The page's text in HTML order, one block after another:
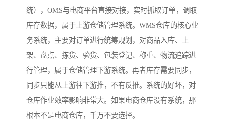
统），OMS与电商平台直接对接，实时抓取订单，调取
库存数据，属于上游仓储管理系统。WMS仓库的核心业
务系统，主要对订单进行统筹规划，对商品入库、上
架、盘点、拣货、验货、包装登记、称重、物流追踪进
行管理，属于仓储管理下游系统。再者库存需要同步，
同步只能从上游往下游推，不有反推。系统的好坏，对
仓库作业效率影响非常大。如果电商仓库没有系统，那
根本不是电商仓库，千万不要选择。